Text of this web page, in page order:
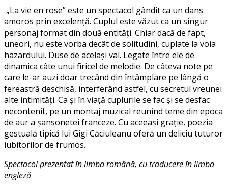
„La vie en rose” este un spectacol gândit ca un dans
amoros prin excelență. Cuplul este văzut ca un singur
personaj format din două entități. Chiar dacă de fapt,
uneori, nu este vorba decât de solitudini, cuplate la voia
hazardului. Duse de același val. Legate între ele de
dinamica câte unui firicel de melodie. De câteva note pe
care le-ar auzi doar trecând din întâmplare pe lângă o
fereastră deschisă, interferând astfel, cu secretul vreunei
alte intimități. Ca și în viață cuplurile se fac și se desfac
necontenit, pe un montaj muzical reunind teme din epoca
de aur a șansonetei franceze. Cu aceeași grație, poezia
gestuală tipică lui Gigi Căciuleanu oferă un deliciu tuturor
iubitorilor de frumos.
Spectacol prezentat în limba română, cu traducere în limba
engleză